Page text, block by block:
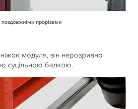
прорізами
ніжок модуля, він нерозривно
суцільною балкою.